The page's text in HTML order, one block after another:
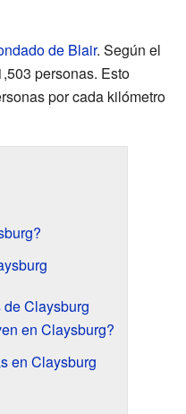
de Blair. Según el
personas. Esto
por cada kilómetro
Claysburg
en Claysburg?
en Claysburg